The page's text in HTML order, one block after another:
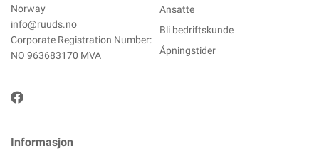
Norway
info@ruuds.no
Corporate Registration Number:
NO 963683170 MVA
Ansatte
Bli bedriftskunde
Åpningstider
Informasjon